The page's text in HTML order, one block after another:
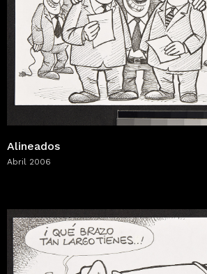
Alineados
Abril 2006